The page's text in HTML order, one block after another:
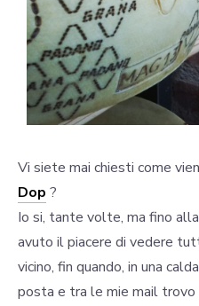
Vi siete mai chiesti come
Dop ?
Io si, tante volte, ma fino
avuto il piacere di vedere
vicino, fin quando, in una
posta e tra le mie mail trovo